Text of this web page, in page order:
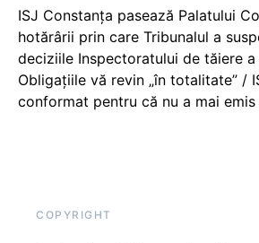
ISJ Constanța pasează Palatului
hotărârii prin care Tribunalul a
deciziile Inspectoratului de tăiere
Obligațiile vă revin „în totalitate” /
conformat pentru că nu a mai
COPYRIGHT